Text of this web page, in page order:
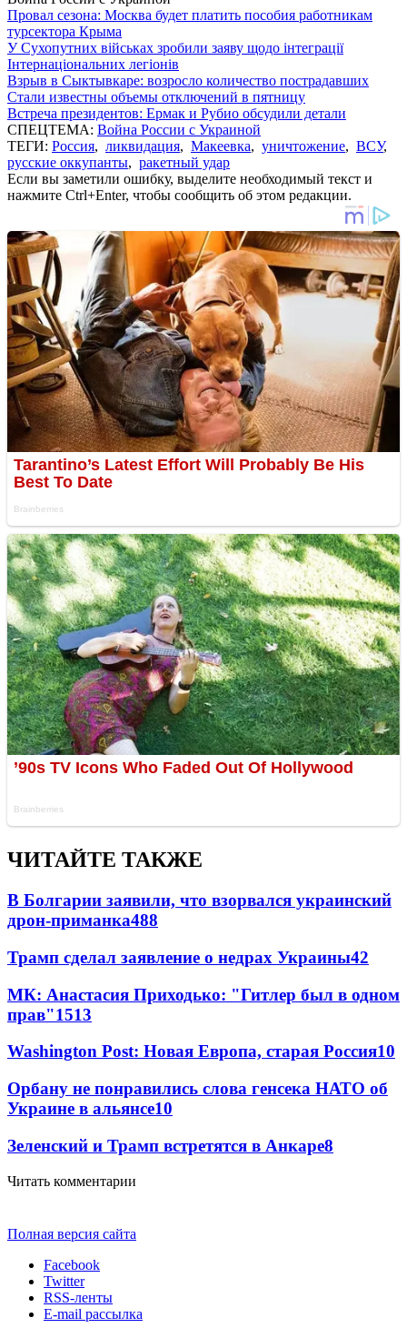
Провал сезона: Москва будет платить пособия работникам
турсектора Крыма
У Сухопутних військах зробили заяву щодо інтеграції
Інтернаціональних легіонів
Взрыв в Сыктывкаре: возросло количество пострадавших
Стали известны объемы отключений в пятницу
Встреча президентов: Ермак и Рубио обсудили детали
СПЕЦТЕМА: Война России с Украиной
ТЕГИ: Россия, ликвидация, Макеевка, уничтожение, ВСУ,
русские оккупанты, ракетный удар
Если вы заметили ошибку, выделите необходимый текст и
нажмите Ctrl+Enter, чтобы сообщить об этом редакции.
ЧИТАЙТЕ ТАКЖЕ
В Болгарии заявили, что взорвался украинский
дрон-приманка488
Трамп сделал заявление о недрах Украины42
МК: Анастасия Приходько: "Гитлер был в одном
прав"1513
Washington Post: Новая Европа, старая Россия10
Орбану не понравились слова генсека НАТО об
Украине в альянсе10
Зеленский и Трамп встретятся в Анкаре8
Читать комментарии
Полная версия сайта
Facebook
Twitter
RSS-ленты
E-mail рассылка